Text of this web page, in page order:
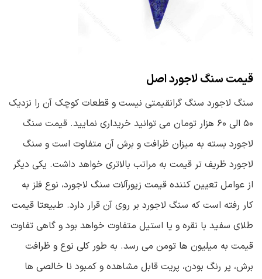
قیمت سنگ لاجورد اصل
سنگ لاجورد سنگ گرانقیمتی نیست و قطعات کوچک آن را نزدیک
۵۰ الی ۶۰ هزار تومان می توانید خریداری نمایید. قیمت سنگ
لاجورد بسته به میزان ظرافت و برش آن متفاوت است و سنگ
لاجورد ظریف تر قیمت به مراتب بالاتری خواهد داشت. یکی دیگر
از عوامل تعیین کننده قیمت زیورآلات سنگ لاجورد، نوع فلز به
کار رفته است که سنگ لاجورد بر روی آن قرار دارد. طبیعتا قیمت
طلای سفید با نقره و یا استیل متفاوت خواهد بود و گاهی تفاوت
قیمت به میلیون ها تومن می رسد. به طور کلی نوع و ظرافت
برش، پر رنگ بودن، پریت قابل مشاهده و کمبود نا خالصی ها